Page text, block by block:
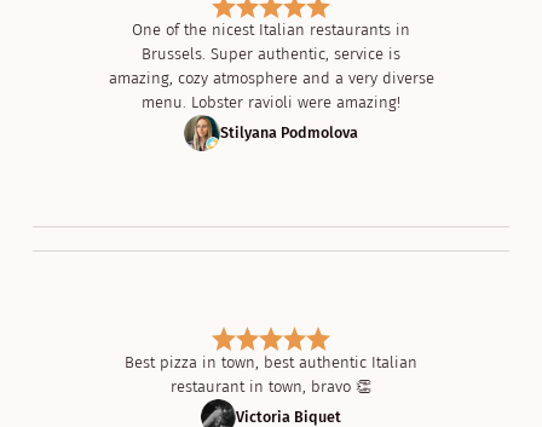
One of the nicest Italian restaurants in
Brussels. Super authentic, service is
amazing, cozy atmosphere and a very diverse
menu. Lobster ravioli were amazing!
Stilyana Podmolova
Best pizza in town, best authentic Italian
restaurant in town, bravo 👏
Victoria Biquet